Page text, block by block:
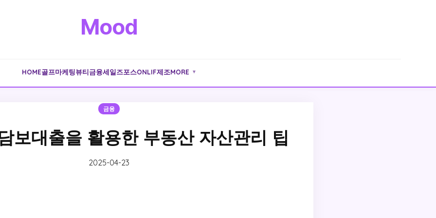
Mood
HOME골프마케팅뷰티금융세일즈포스ONLIF제조MORE ▼
금융
보대출을 활용한 부동산 자산관리 팁
2025-04-23